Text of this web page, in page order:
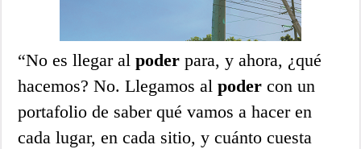
“No es llegar alpoder para, y ahora, ¿qué
hacemos? No. Llegamos alpoder con un
portafolio de saber qué vamos a hacer en
cada lugar, en cada sitio, y cuánto cuesta